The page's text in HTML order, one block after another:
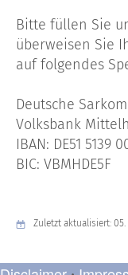
Bitte füllen Sie
überweisen Sie
auf folgendes
Deutsche
Volksbank
IBAN: DE51 5139
BIC: VBMHDE5F
Zuletzt aktualisiert: 05.